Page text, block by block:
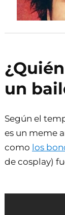
un
Según el
es un meme
como los
de cosplay)